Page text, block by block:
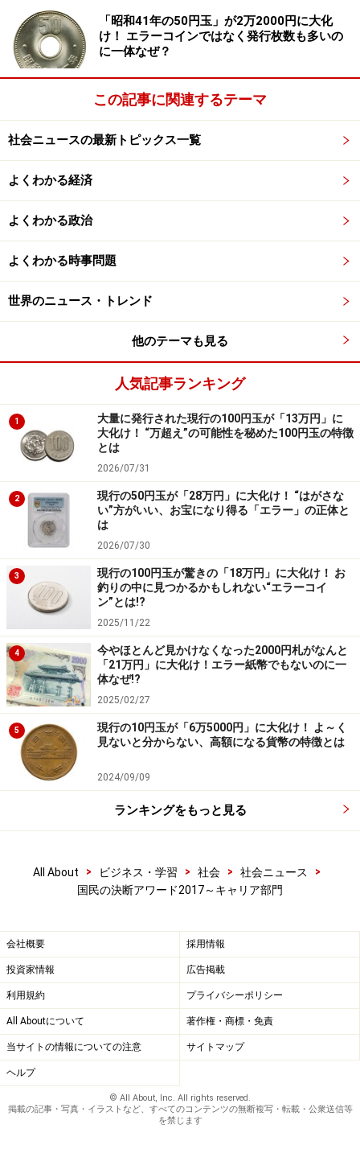
り、育児や家事などに時間を使うことができる人も増え
てきています。仕事も私生活も充実させていくライフス
タイルが一層浸透していくことに期待です。
キャリア部門・第2位の発表は次のページ＞＞＞
※記事内容は執筆時点のものです。最新の内容をご確認くださ
「昭和41年の50円玉」が2万2000円に大化
け！ エラーコインではなく発行枚数も多いの
に一体なぜ？
この記事に関連するテーマ
社会ニュースの最新トピックス一覧
よくわかる経済
よくわかる政治
よくわかる時事問題
世界のニュース・トレンド
他のテーマも見る
人気記事ランキング
1
大量に発行された現行の100円玉が「13万円」に
大化け！ “万超え”の可能性を秘めた100円玉の特徴
とは
2026/07/31
2
現行の50円玉が「28万円」に大化け！ “はがさな
い”方がいい、お宝になり得る「エラー」の正体と
は
2026/07/30
3
現行の100円玉が驚きの「18万円」に大化け！ お
釣りの中に見つかるかもしれない“エラーコイ
ン”とは!?
2025/11/22
4
今やほとんど見かけなくなった2000円札がなんと
「21万円」に大化け！エラー紙幣でもないのに一
体なぜ!?
2025/02/27
5
現行の10円玉が「6万5000円」に大化け！ よ～く
見ないと分からない、高額になる貨幣の特徴とは
2024/09/09
ランキングをもっと見る
All About > ビジネス・学習 > 社会 > 社会ニュース
>
国民の決断アワード2017～キャリア部門
会社概要 採用情報
投資家情報 広告掲載
利用規約 プライバシーポリシー
All Aboutについて 著作権・商標・免責
当サイトの情報についての注意 サイトマップ
ヘルプ
© All About, Inc. All rights reserved.
掲載の記事・写真・イラストなど、すべてのコンテンツの無断複写・転載・公衆送信等
を禁じます